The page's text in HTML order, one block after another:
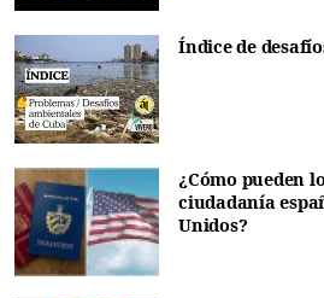
Índice de
¿Cómo pueden
ciudadanía
Unidos?